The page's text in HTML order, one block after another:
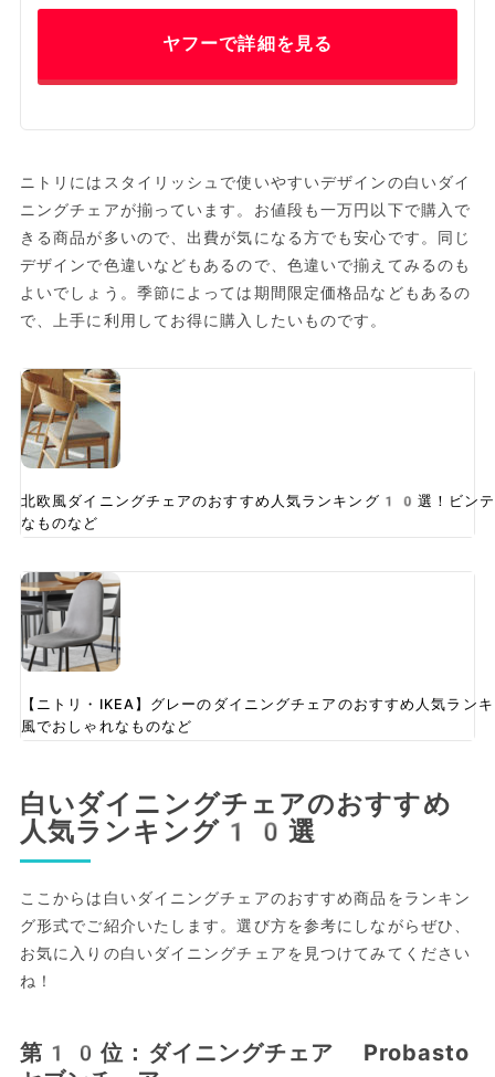
ヤフーで詳細を見る
ニトリにはスタイリッシュで使いやすいデザインの白いダイ
ニングチェアが揃っています。お値段も一万円以下で購入で
きる商品が多いので、出費が気になる方でも安心です。同じ
デザインで色違いなどもあるので、色違いで揃えてみるのも
よいでしょう。季節によっては期間限定価格品などもあるの
で、上手に利用してお得に購入したいものです。
北欧風ダイニングチェアのおすすめ人気ランキング10選！ビン
なものなど
【ニトリ・IKEA】グレーのダイニングチェアのおすすめ人気ラ
風でおしゃれなものなど
白いダイニングチェアのおすすめ
人気ランキング10選
ここからは白いダイニングチェアのおすすめ商品をランキン
グ形式でご紹介いたします。選び方を参考にしながらぜひ、
お気に入りの白いダイニングチェアを見つけてみてください
ね！
第10位：ダイニングチェア Probasto